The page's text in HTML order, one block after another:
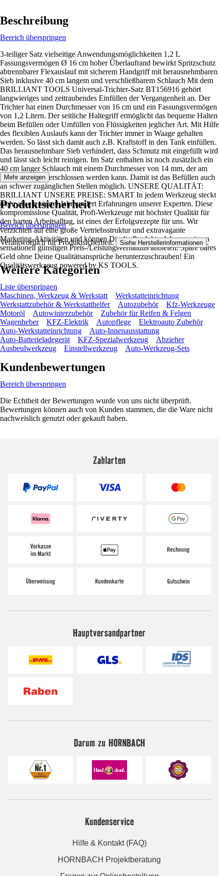
Beschreibung
Bereich überspringen
3-teiliger Satz vielseitige Anwendungsmöglichkeiten 1,2 L
Fassungsvermögen Ø 16 cm hoher Überlaufrand bewirkt Spritzschutz
abtrennbarer Flexauslauf mit sicherem Handgriff mit herausnehmbaren
Sieb inklusive 40 cm langem und verschließbarem Schlauch Mit dem
BRILLIANT TOOLS Universal-Trichter-Satz BT156916 gehört
langwieriges und zeitraubendes Einfüllen der Vergangenheit an. Der
Trichter hat einen Durchmesser von 16 cm und ein Fassungsvermögen
von 1,2 Litern. Der seitliche Haltegriff ermöglicht das bequeme Halten
beim Befüllen oder Umfüllen von Flüssigkeiten jeglicher Art. Mit Hilfe
des flexiblen Auslaufs kann der Trichter immer in Waage gehalten
werden. So lässt sich damit auch z.B. Kraftstoff in den Tank einfüllen.
Das herausnehmbare Sieb verhindert, dass Schmutz mit eingefüllt wird
und lässt sich leicht reinigen. Im Satz enthalten ist noch zusätzlich ein
40 cm langer Schlauch mit einem Durchmesser von 14 mm, der am
Schlauchende verschlossen werden kann. Damit ist das Befüllen auch
an schwer zugänglichen Stellen möglich. UNSERE QUALITÄT:
BRILLIANT UNSERE PREISE: SMART In jedem Werkzeug steckt
mehr als ein viertel Jahrhundert Erfahrungen unserer Experten. Diese
kompromisslose Qualität, Profi-Werkzeuge mit höchster Qualität für
den harten Arbeitsalltag, ist eines der Erfolgsrezepte für uns. Wir
verzichten auf eine große Vertriebsstruktur und extravagante
Marketing-Aktivitäten und können Dir die Produkte daher zu einem
sensationell günstigen Preis-/Leistungsverhältnis anbieten. Spare bares
Geld ohne Deine Qualitätsansprüche herunterzuschrauben! Ein
Qualitätswerkzeug powered by KS TOOLS.
Mehr anzeigen
Produktsicherheit
Bereich überspringen
Verantwortlich für Produktsicherheit: Siehe Herstellerinformationen .
Weitere Kategorien
Liste überspringen
Maschinen, Werkzeug & Werkstatt
Werkstatteinrichtung
Werkstattzubehör & Werkstatthelfer
Autozubehör
Kfz-Werkzeuge
Motoröl
Autowinterzubehör
Zubehör für Reifen & Felgen
Wagenheber
KFZ-Elektrik Autopflege
Elektroauto Zubehör
Auto-Werkstatteinrichtung
Auto-Innenausstattung
Auto-Batterieladegerät
KFZ-Spezialwerkzeug
Abzieher
Ausbeulwerkzeug
Einstellwerkzeug Auto-Werkzeug-Sets
Kundenbewertungen
Bereich überspringen
Die Echtheit der Bewertungen wurde von uns nicht überprüft.
Bewertungen können auch von Kunden stammen, die die Ware nicht
nachweislich genutzt oder gekauft haben.
Zahlarten
Hauptversandpartner
Darum zu HORNBACH
Kundenservice
Hilfe & Kontakt (FAQ)
HORNBACH Projektberatung